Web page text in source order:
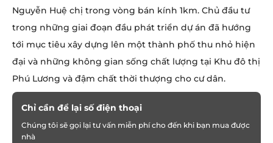
Nguyễn Huệ chị trong vòng bán kính 1km. Chủ đầu tư
trong những giai đoạn đầu phát triển dự án đã hướng
tới mục tiêu xây dựng lên một thành phố thu nhỏ hiện
đại và những không gian sống chất lượng tại Khu đô thị
Phú Lương và đậm chất thời thượng cho cư dân.
Chỉ cần để lại số điện thoại
Chúng tôi sẽ gọi lại tư vấn miễn phí cho đến khi bạn mua được
nhà